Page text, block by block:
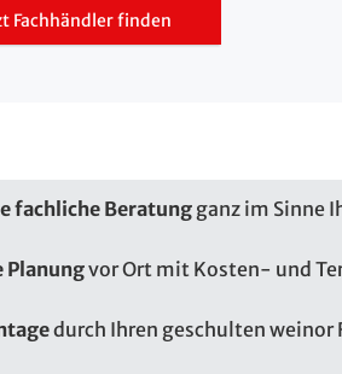
Fachhändler finden
fachliche Beratung ganz im Sinne
Planungvor Ort mit Kosten- und
durch Ihren geschulten weinor